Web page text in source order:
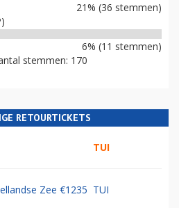
21% (36 stemmen)
6% (11 stemmen)
stemmen: 170
RETOURTICKETS
TUI
Zee €1235 TUI